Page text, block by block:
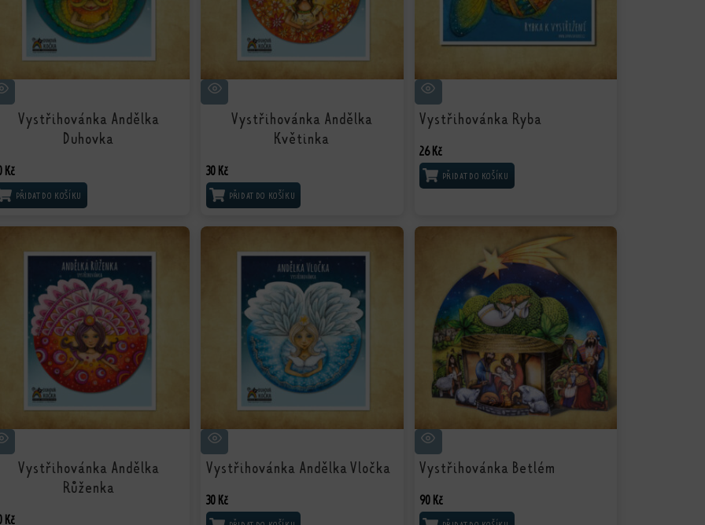
Vystřihovánka Andělka
Duhovka
Kč
PŘIDAT DO KOŠÍKU
Vystřihovánka Andělka
Květinka
30 Kč
PŘIDAT DO KOŠÍKU
Vystřihovánka Ryba
26Kč
PŘIDAT DO KOŠÍKU
Vystřihovánka Andělka
Růženka
Kč
Vystřihovánka Andělka Vločka
30 Kč
Vystřihovánka Betlém
90 Kč